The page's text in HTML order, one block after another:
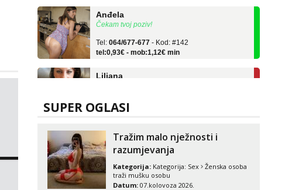
Čekam tvoj poziv!
tel:0,93€ - mob:1,12€ min
Razgovaram :)
tel:0,93€ - mob:1,12€ min
Obavijesti me kada se oslobodi
Monika
Razgovaram :)
Tel: 064/677-677
- Kod: #133
tel:0,93€ - mob:1,12€ min
Obavijesti me kada se oslobodi
SUPER OGLASI
Tražim malo nježnosti i
razumjevanja
Kategorija: Kategorija: Sex
Ženska osoba
traži mušku osobu
Datum: 07.kolovoza 2026.